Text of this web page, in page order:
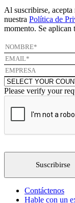
Al suscribirse,
nuestra Política de
momento. Se aplican
Please verify your
Suscribirse
Contáctenos
Hable con un